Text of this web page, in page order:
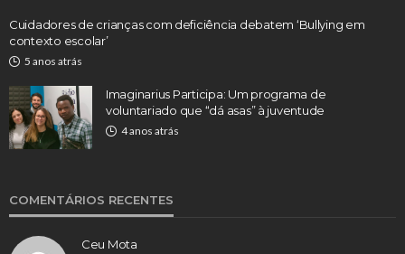
Cuidadores de crianças com deficiência debatem ‘Bullying em
contexto escolar’
5 anos atrás
Imaginarius Participa: Um programa de
voluntariado que “dá asas” à juventude
4 anos atrás
COMENTÁRIOS RECENTES
Ceu Mota